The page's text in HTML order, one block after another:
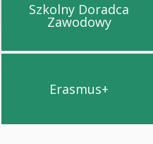
Przejdź na
Szkolny Doradca
Zawodowy
Przejdź na
Erasmus+